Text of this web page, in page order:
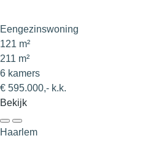
Eengezinswoning
121 m²
211 m²
6 kamers
€ 595.000,- k.k.
Bekijk
Haarlem